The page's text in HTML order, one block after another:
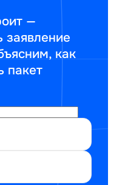
—
как
пакет